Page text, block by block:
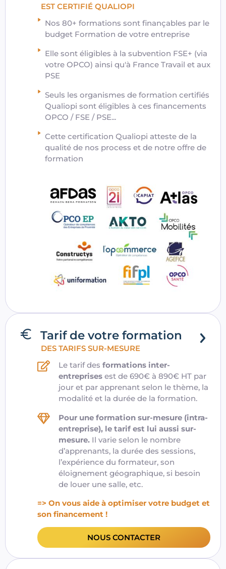
EST CERTIFIÉ QUALIOPI
Nos 80+ formations sont finançables par le
budget Formation de votre entreprise
Elle sont éligibles à la subvention FSE+ (via
votre OPCO) ainsi qu'à France Travail et aux
PSE
Seuls les organismes de formation certifiés
Qualiopi sont éligibles à ces financements
OPCO / FSE / PSE...
Cette certification Qualiopi atteste de la
qualité de nos process et de notre offre de
formation
Tarif de votre formation
DES TARIFS SUR-MESURE
Le tarif desformations inter-
entreprises est de 690€ à 890€ HT par
jour et par apprenant selon le thème, la
modalité et la durée de la formation.
Pour une formation sur-mesure (intra-
entreprise), le tarif est lui aussi sur-
mesure. Il varie selon le nombre
d’apprenants, la durée des sessions,
l’expérience du formateur, son
éloignement géographique, si besoin
de louer une salle, etc.
=> On vous aide à optimiser votre budget et
son financement !
NOUS CONTACTER